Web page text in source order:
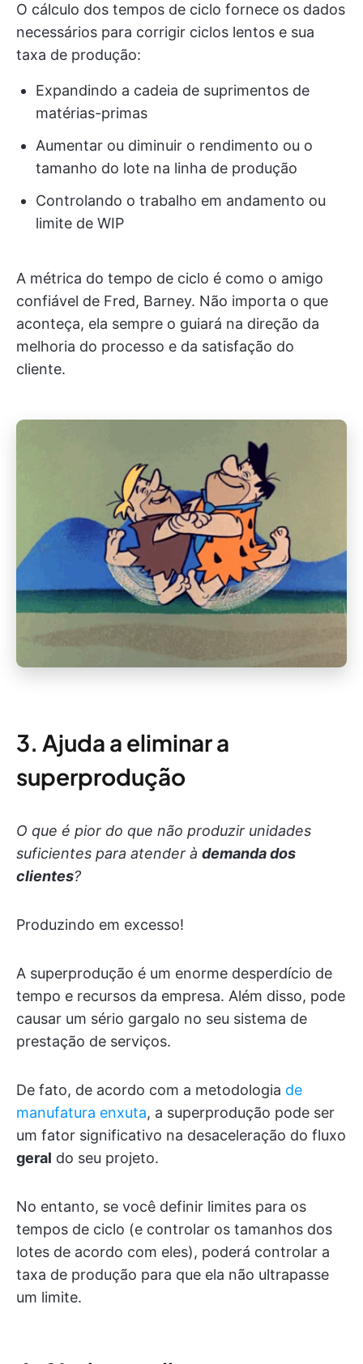
O cálculo dos tempos de ciclo fornece os dados
necessários para corrigir ciclos lentos e sua
taxa de produção:
Expandindo a cadeia de suprimentos de
matérias-primas
Aumentar ou diminuir o rendimento ou o
tamanho do lote na linha de produção
Controlando o trabalho em andamento ou
limite de WIP
A métrica do tempo de ciclo é como o amigo
confiável de Fred, Barney. Não importa o que
aconteça, ela sempre o guiará na direção da
melhoria do processo e da satisfação do
cliente.
3. Ajuda a eliminar a
superprodução
O que é pior do que não produzir unidades
suficientes para atender à demanda dos
clientes?
Produzindo em excesso!
A superprodução é um enorme desperdício de
tempo e recursos da empresa. Além disso, pode
causar um sério gargalo no seu sistema de
prestação de serviços.
De fato, de acordo com a metodologia de
manufatura enxuta, a superprodução pode ser
um fator significativo na desaceleração do fluxo
geral do seu projeto.
No entanto, se você definir limites para os
tempos de ciclo (e controlar os tamanhos dos
lotes de acordo com eles), poderá controlar a
taxa de produção para que ela não ultrapasse
um limite.